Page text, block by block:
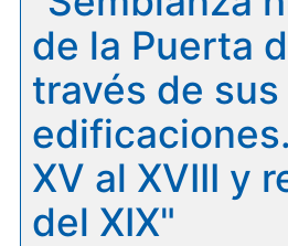
de la Puerta
través de sus
XV al XVIII y
del XIX"